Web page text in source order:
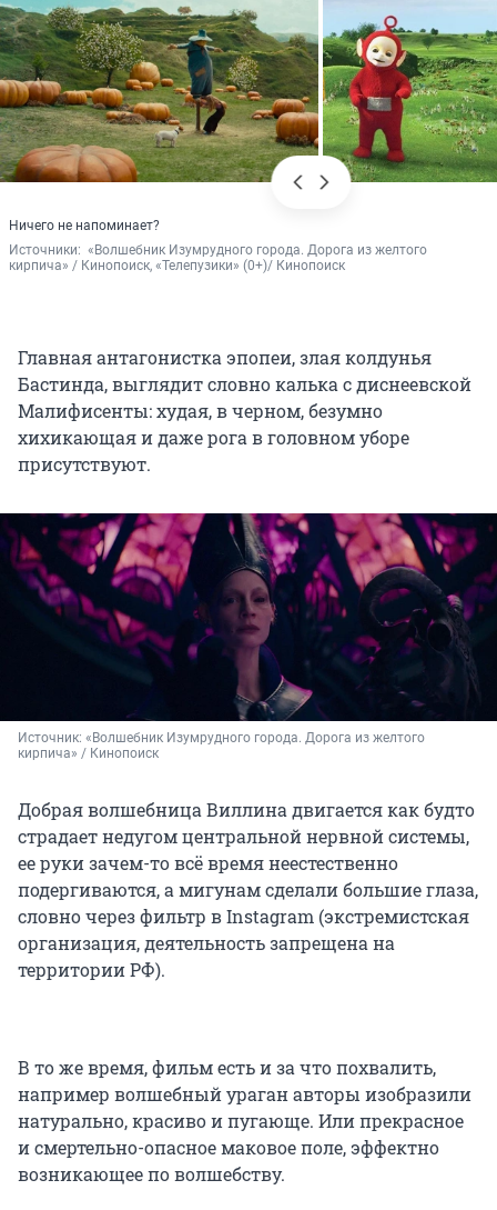
Ничего не напоминает?
Источники: «Волшебник Изумрудного города. Дорога из желтого
кирпича» / Кинопоиск, «Телепузики» (0+)/ Кинопоиск
Главная антагонистка эпопеи, злая колдунья
Бастинда, выглядит словно калька с диснеевской
Малифисенты: худая, в черном, безумно
хихикающая и даже рога в головном уборе
присутствуют.
Источник: «Волшебник Изумрудного города. Дорога из желтого
кирпича» / Кинопоиск
Добрая волшебница Виллина двигается как будто
страдает недугом центральной нервной системы,
ее руки зачем-то всё время неестественно
подергиваются, а мигунам сделали большие глаза,
словно через фильтр в Instagram (экстремистская
организация, деятельность запрещена на
территории РФ).
В то же время, фильм есть и за что похвалить,
например волшебный ураган авторы изобразили
натурально, красиво и пугающе. Или прекрасное
и смертельно-опасное маковое поле, эффектно
возникающее по волшебству.